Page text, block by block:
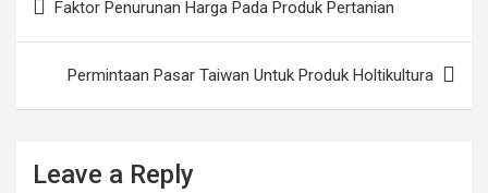
Faktor Penurunan Harga Pada Produk Pertanian
Permintaan Pasar Taiwan Untuk Produk Holtikultura
Leave a Reply